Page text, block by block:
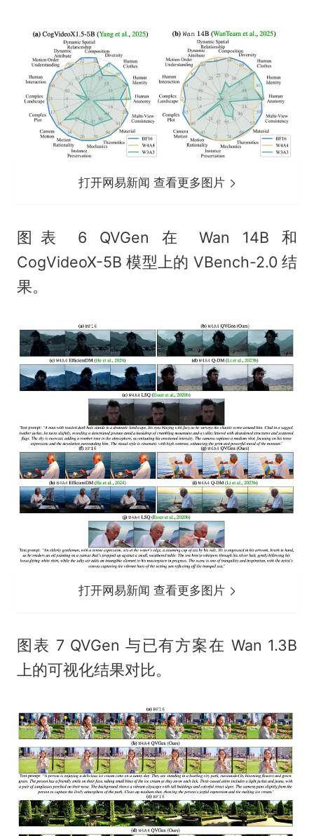
打开网易新闻 查看更多图片
图表 6 QVGen 在 Wan 14B 和
CogVideoX-5B 模型上的 VBench-2.0 结
果。
打开网易新闻 查看更多图片
图表 7 QVGen 与已有方案在 Wan 1.3B
上的可视化结果对比。